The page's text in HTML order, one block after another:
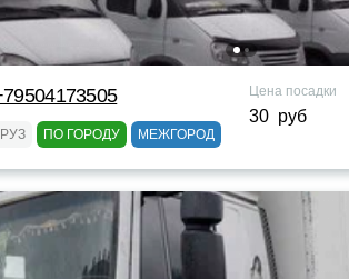
ПО ГОРОДУ МЕЖГОРОД
Цена посадки
30 руб